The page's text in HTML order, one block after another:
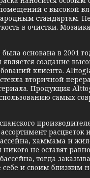
с высокой
стандартам.
в очистки. Мозаика
основана в 2001
создание
клиента.
вторичной
Продукция
самых
производителя
хаммама и
не оставят
тогда
себе и своим